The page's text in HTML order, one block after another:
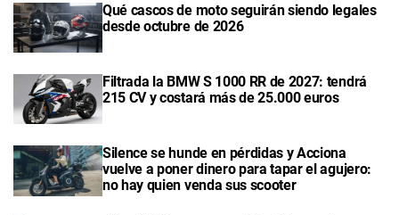
Qué cascos de moto seguirán siendo legales
desde octubre de 2026
Filtrada la BMW S 1000 RR de 2027: tendrá
215 CV y costará más de 25.000 euros
Silence se hunde en pérdidas y Acciona
vuelve a poner dinero para tapar el agujero:
no hay quien venda sus scooter